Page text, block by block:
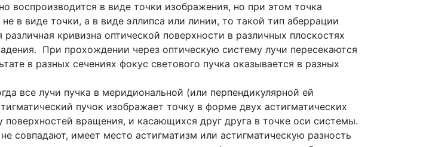
воспроизводится в виде точки изображения, но при этом точка
в виде точки, а в виде эллипса или линии, то такой тип аберрации
кривизна оптической поверхности в различных плоскостях
При прохождении через оптическую систему лучи пересекаются
в разных сечениях фокус светового пучка оказывается в разных
все лучи пучка в меридиональной (или перпендикулярной ей
пучок изображает точку в форме двух астигматических
вращения, и касающихся друг друга в точке оси системы.
совпадают, имеет место астигматизм или астигматическую разность